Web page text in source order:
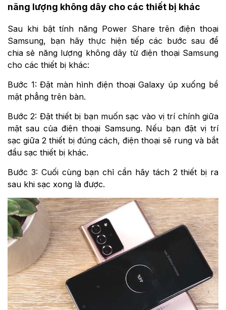
năng lượng không dây cho các thiết bị khác
Sau khi bật tính năng Power Share trên điện thoại
Samsung, bạn hãy thực hiện tiếp các bước sau để
chia sẻ năng lượng không dây từ điện thoại Samsung
cho các thiết bị khác:
Bước 1: Đặt màn hình điện thoại Galaxy úp xuống bề
mặt phẳng trên bàn.
Bước 2: Đặt thiết bị bạn muốn sạc vào vị trí chính giữa
mặt sau của điện thoại Samsung. Nếu bạn đặt vị trí
sạc giữa 2 thiết bị đúng cách, điện thoại sẽ rung và bắt
đầu sạc thiết bị khác.
Bước 3: Cuối cùng bạn chỉ cần hãy tách 2 thiết bị ra
sau khi sạc xong là được.